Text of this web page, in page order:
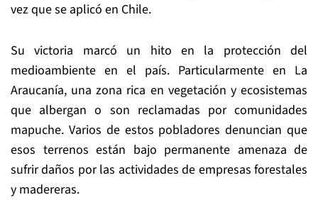
vez que se aplicó en Chile.
Su victoria marcó un hito en la protección del
medioambiente en el país. Particularmente en La
Araucanía, una zona rica en vegetación y ecosistemas
que albergan o son reclamadas por comunidades
mapuche. Varios de estos pobladores denuncian que
esos terrenos están bajo permanente amenaza de
sufrir daños por las actividades de empresas forestales
y madereras.